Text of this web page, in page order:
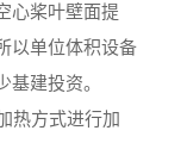
心桨叶壁面提
以单位体积设备
建投资。
热方式进行加